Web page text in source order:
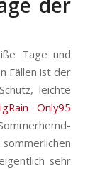
Tage und
Fällen ist der
leichte
Only95
sehr